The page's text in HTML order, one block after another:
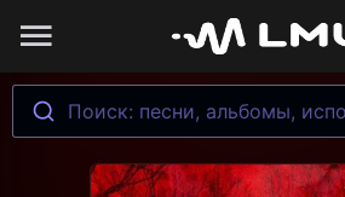
Поиск: песни, альбомы,